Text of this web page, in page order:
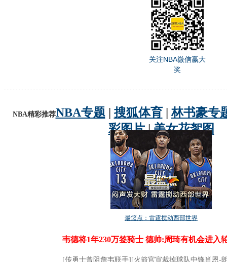
关注NBA微信赢大
奖